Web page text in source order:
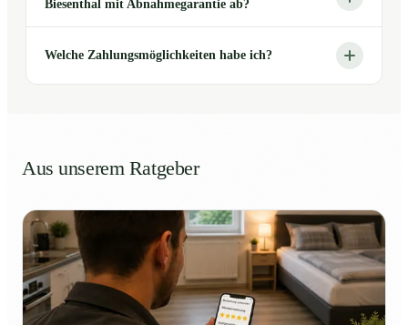
Biesenthal mit Abnahmegarantie ab?
Welche Zahlungsmöglichkeiten habe ich?
Aus unserem Ratgeber